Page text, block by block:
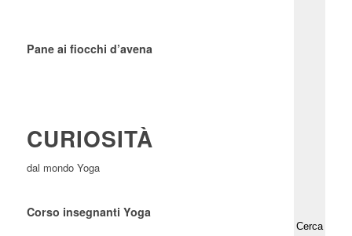
Pane ai fiocchi d’avena
CURIOSITÀ
dal mondo Yoga
Corso insegnanti Yoga